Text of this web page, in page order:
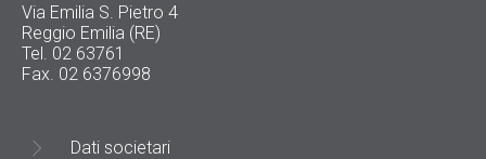
Via Emilia S. Pietro 4
Reggio Emilia (RE)
Tel. 02 63761
Fax. 02 6376998
Dati societari